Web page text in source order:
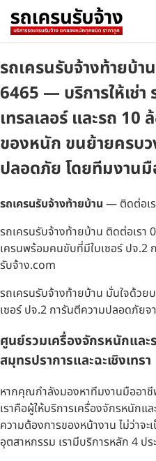
รถเครนรับจ้างท้ายบ้า
6465 — บริการให้เช่า
เทรลเลอร์ และรถ 10
ของหนัก ขนย้ายครบว
ปลอดภัย โดยทีมงาน
รถเครนรับจ้างท้ายบ้าน — ติดต่อเ
รถเครนรับจ้างท้ายบ้าน ติดต่อเรา
เครนพร้อมคนขับที่มีใบเซอร์ ปจ.2
รับจ้าง.com
รถเครนรับจ้างท้ายบ้าน มั่นใจด้ว
เซอร์ ปจ.2 การันตีความปลอดภัยจ
ศูนย์รวมเครื่องจักรหนักและ
สมุทรปราการและฉะเชิงเทรา
หากคุณกำลังมองหาทีมงานมืออา
เราคือผู้ให้บริการเครื่องจักรหนัก
ความต้องการของหน้างาน ไม่ว่าจะ
อุตสาหกรรม เรามีบริการหลัก 4 ป